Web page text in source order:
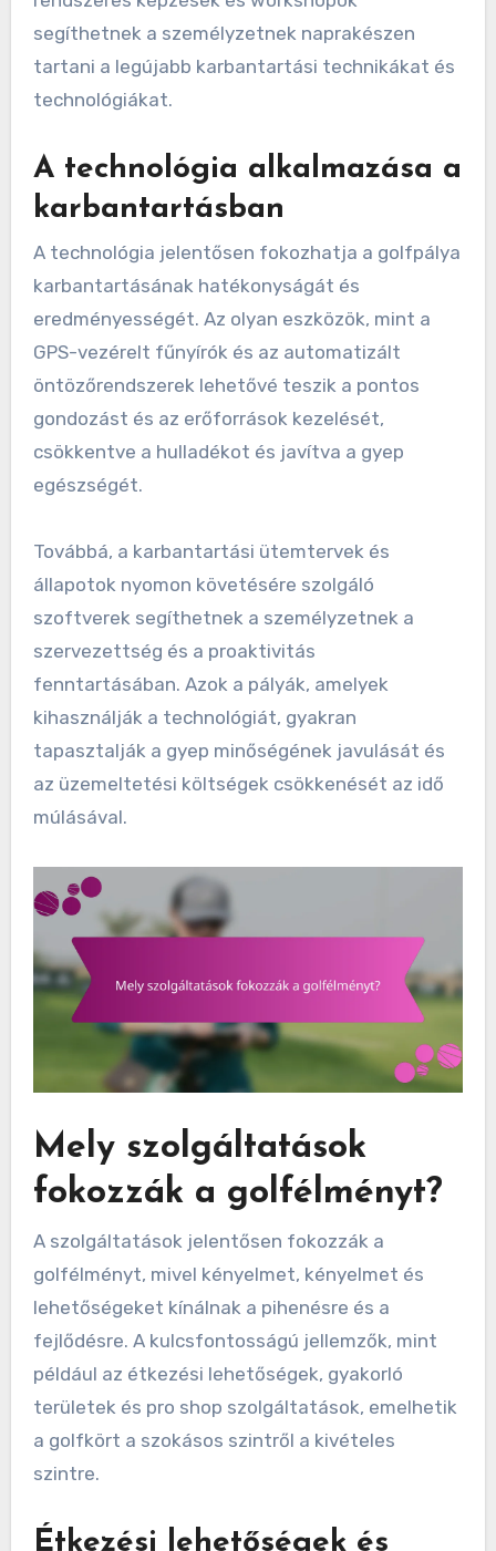
segíthetnek a személyzetnek naprakészen
tartani a legújabb karbantartási technikákat és
technológiákat.
A technológia alkalmazása a
karbantartásban
A technológia jelentősen fokozhatja a golfpálya
karbantartásának hatékonyságát és
eredményességét. Az olyan eszközök, mint a
GPS-vezérelt fűnyírók és az automatizált
öntözőrendszerek lehetővé teszik a pontos
gondozást és az erőforrások kezelését,
csökkentve a hulladékot és javítva a gyep
egészségét.
Továbbá, a karbantartási ütemtervek és
állapotok nyomon követésére szolgáló
szoftverek segíthetnek a személyzetnek a
szervezettség és a proaktivitás
fenntartásában. Azok a pályák, amelyek
kihasználják a technológiát, gyakran
tapasztalják a gyep minőségének javulását és
az üzemeltetési költségek csökkenését az idő
múlásával.
Mely szolgáltatások
fokozzák a golfélményt?
A szolgáltatások jelentősen fokozzák a
golfélményt, mivel kényelmet, kényelmet és
lehetőségeket kínálnak a pihenésre és a
fejlődésre. A kulcsfontosságú jellemzők, mint
például az étkezési lehetőségek, gyakorló
területek és pro shop szolgáltatások, emelhetik
a golfkört a szokásos szintről a kivételes
szintre.
Étkezési lehetőségek és